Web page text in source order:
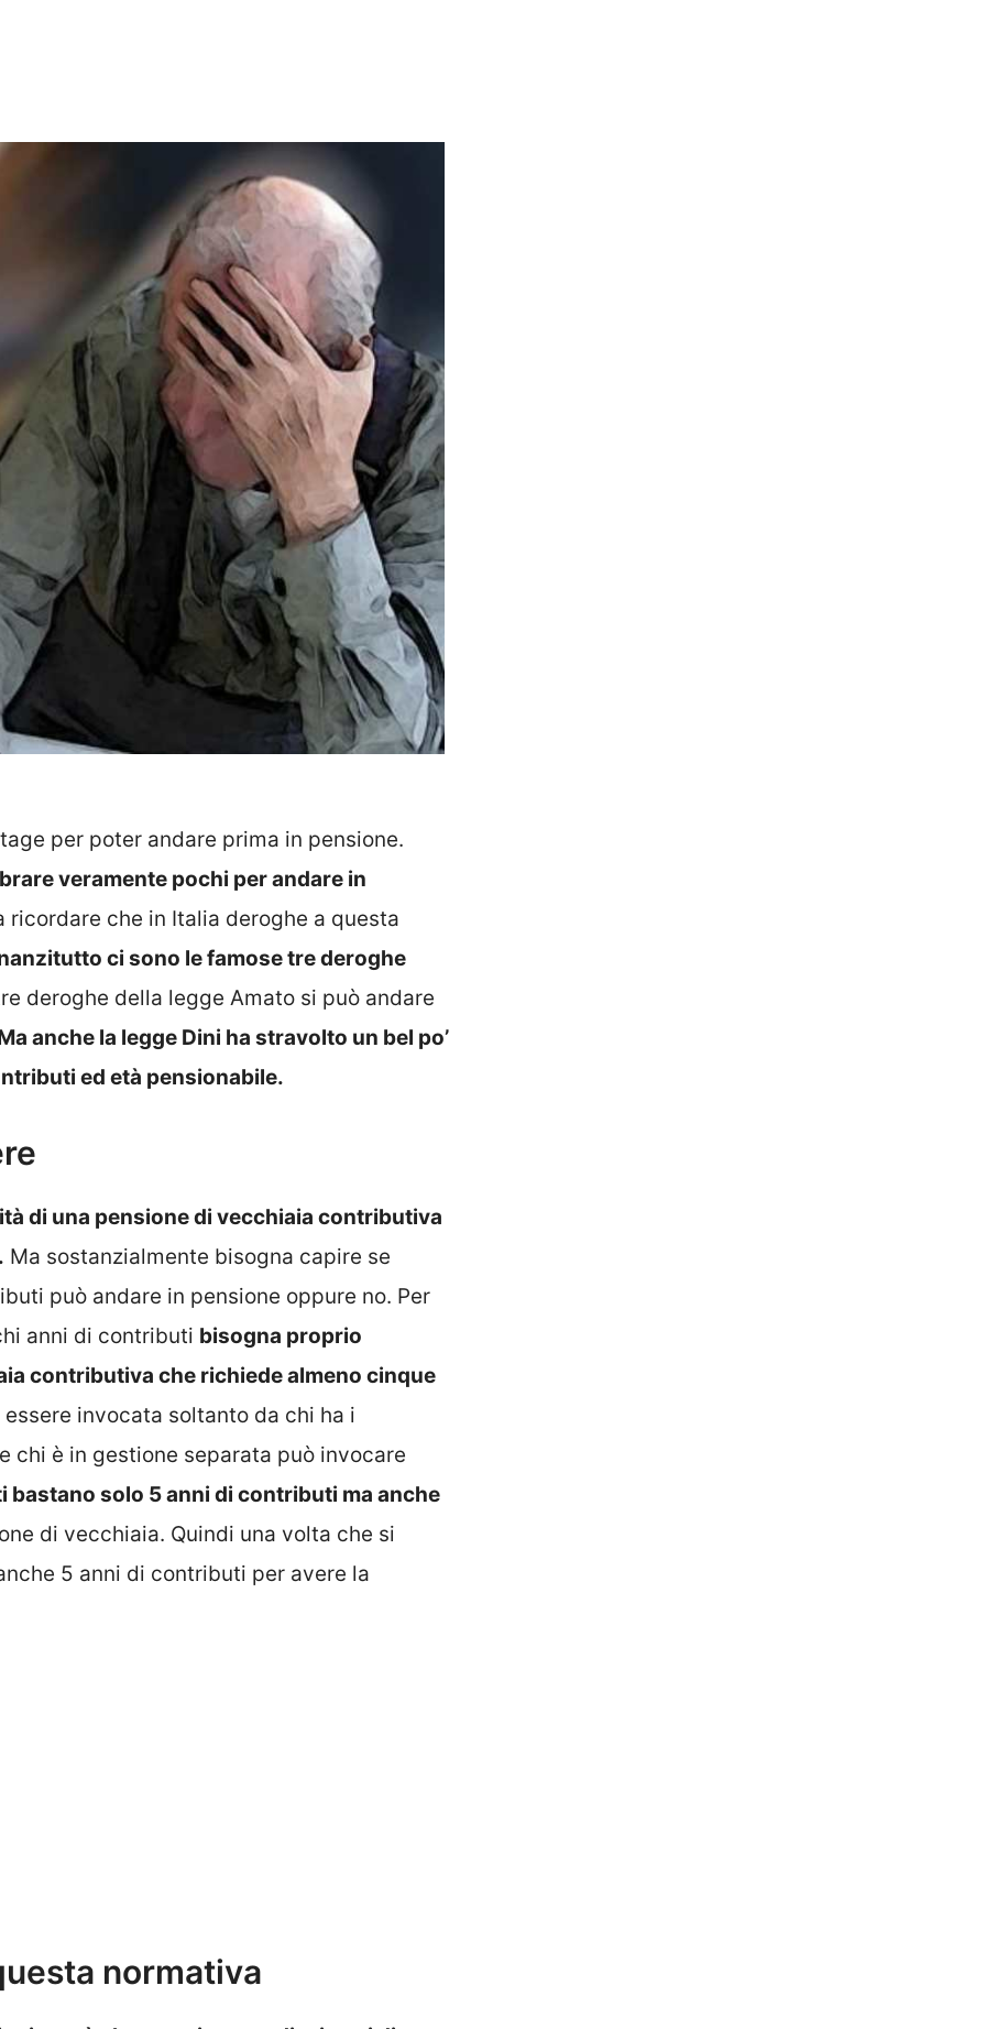
per poter andare prima in pensione.
veramente pochi per andare in
che in Italia deroghe a questa
ci sono le famose tre deroghe
deroghe della legge Amato si può andare
anche la legge Dini ha stravolto un bel po’
ed età pensionabile.
di una pensione di vecchiaia contributiva
Ma sostanzialmente bisogna capire se
può andare in pensione oppure no. Per
anni di contributi bisogna proprio
contributiva che richiede almeno cinque
invocata soltanto da chi ha i
chi è in gestione separata può invocare
bastano solo 5 anni di contributi ma anche
di vecchiaia. Quindi una volta che si
5 anni di contributi per avere la
normativa